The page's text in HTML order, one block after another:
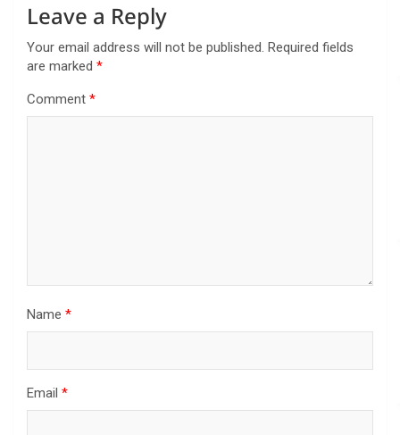
Leave a Reply
Your email address will not be published. Required fields
are marked *
Comment *
Name *
Email *